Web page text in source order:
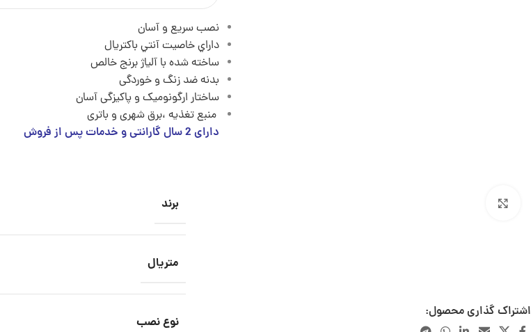
اشتراک گذاری محصول:
نصب سريع و آسان
داراي خاصيت آنتي باکتريال
ساخته شده با آلیاژ برنج خالص
بدنه ضد زنگ و خوردگی
ساختار ارگونوميک و پاکیزگی آسان
منبع تغذیه ،برق شهری و باتری
دارای 2 سال گارانتی و خدمات پس از فروش
برند
متریال
نوع نصب